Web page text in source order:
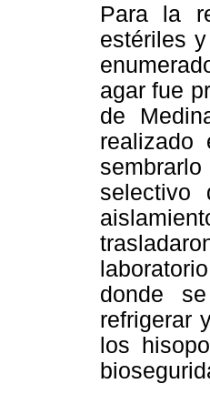
Para la
estériles
agar fue
de
selectivo
donde
refrigerar
los